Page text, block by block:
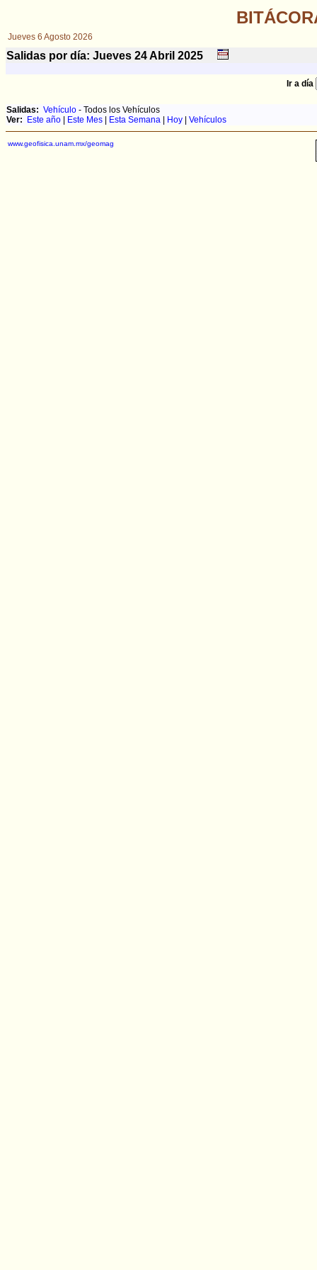
Jueves 6 Agosto 2026
Salidas por día: Jueves 24Abril 2025
Ir a día
Salidas: Vehículo - Todos los Vehículos
Ver:
Este año Este Mes Esta Semana Hoy Vehículos
www.geofisica.unam.mx/geomag